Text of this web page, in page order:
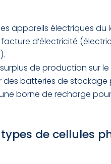
appareils électriques
facture d’électricité
de production sur
des batteries de
borne de recharge
types de cellules